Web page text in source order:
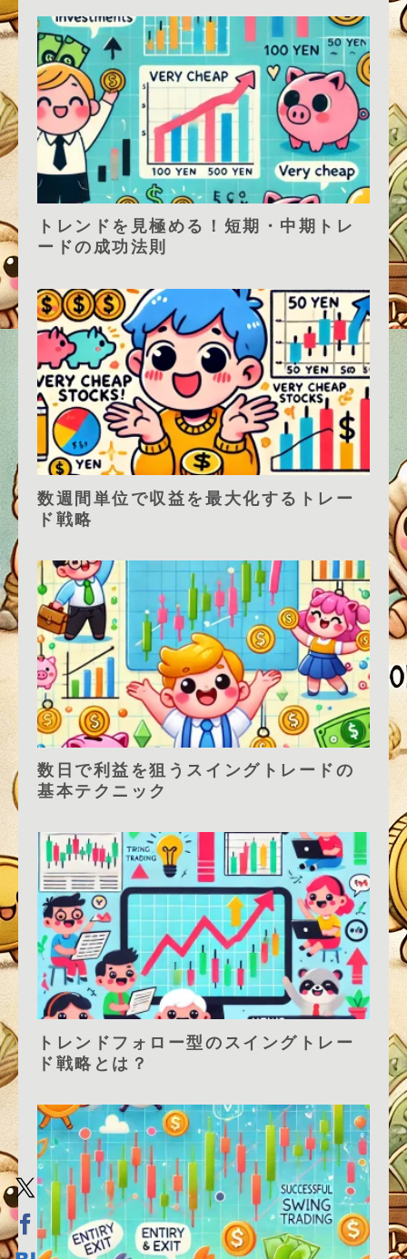
トレンドを見極める！短期・中期トレ
ードの成功法則
数週間単位で収益を最大化するトレー
ド戦略
数日で利益を狙うスイングトレードの
基本テクニック
トレンドフォロー型のスイングトレー
ド戦略とは？